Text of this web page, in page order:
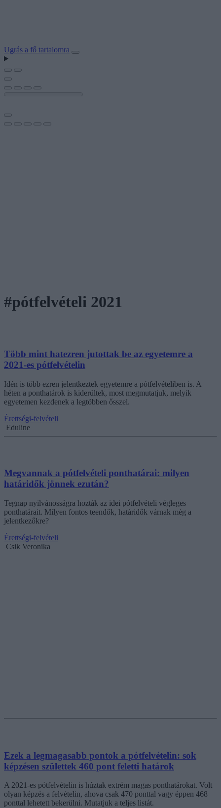
Ugrás a fő tartalomra
#pótfelvételi 2021
Több mint hatezren jutottak be az egyetemre a
2021-es pótfelvételin
Idén is több ezren jelentkeztek egyetemre a pótfelvételiben is. A
héten a ponthatárok is kiderültek, most megmutatjuk, melyik
egyetemen kezdenek a legtöbben ősszel.
Érettségi-felvételi
Eduline
Megvannak a pótfelvételi ponthatárai: milyen
határidők jönnek ezután?
Tegnap nyilvánosságra hozták az idei pótfelvételi végleges
ponthatárait. Milyen fontos teendők, határidők várnak még a
jelentkezőkre?
Érettségi-felvételi
Csik Veronika
Ezek a legmagasabb pontok a pótfelvételin: sok
képzésen születtek 460 pont feletti határok
A 2021-es pótfelvételin is húztak extrém magas ponthatárokat. Volt
olyan képzés a felvételin, ahova csak 470 ponttal vagy éppen 468
ponttal lehetett bekerülni. Mutatjuk a teljes listát.